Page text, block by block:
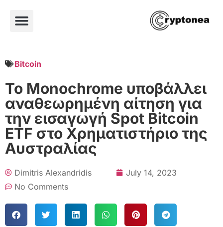
Bitcoin
Το Monochrome υποβάλλει
αναθεωρημένη αίτηση για
την εισαγωγή Spot Bitcoin
ETF στο Χρηματιστήριο της
Αυστραλίας
Dimitris Alexandridis
July 14, 2023
No Comments